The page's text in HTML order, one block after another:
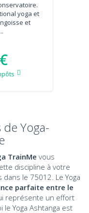
yoga et
et
Yoga-
TrainMe vous
discipline à votre
le 75012. Le Yoga
parfaite entre le
représente un effort
Yoga Ashtanga est